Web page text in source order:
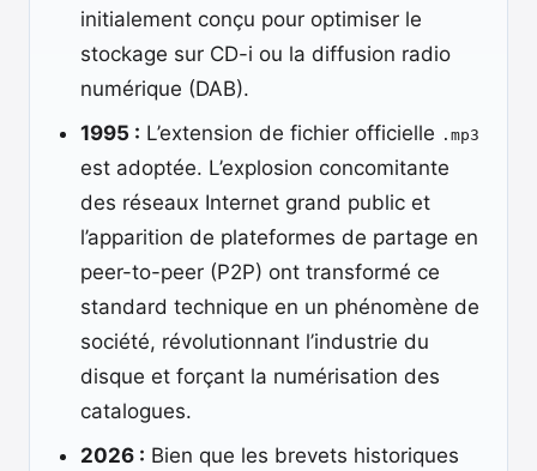
initialement conçu pour optimiser le
stockage sur CD-i ou la diffusion radio
numérique (DAB).
1995 : L’extension de fichier officielle .mp3
est adoptée. L’explosion concomitante
des réseaux Internet grand public et
l’apparition de plateformes de partage en
peer-to-peer (P2P) ont transformé ce
standard technique en un phénomène de
société, révolutionnant l’industrie du
disque et forçant la numérisation des
catalogues.
2026 : Bien que les brevets historiques